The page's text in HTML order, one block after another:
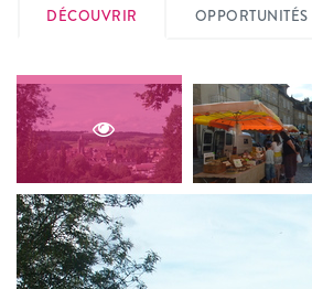
DÉCOUVRIR OPPORTUNITÉS